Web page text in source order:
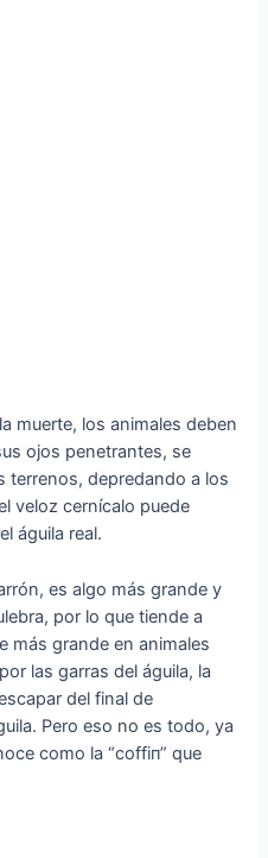
muerte, los animales deben
ojos penetrantes, se
terrenos, depredando a los
veloz cernícalo puede
águila real.
es algo más grande y
por lo que tiende a
más grande en animales
las garras del águila, la
del final de
Pero eso no es todo, ya
como la “сoffіп” que